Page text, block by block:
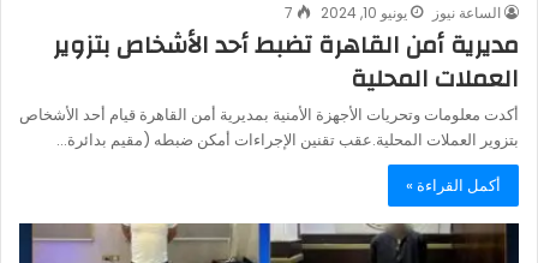
الساعة نيوز يونيو 10, 2024 7
مديرية أمن القاهرة تضبط أحد الأشخاص بتزوير
العملات المحلية
أكدت معلومات وتحريات الأجهزة الأمنية بمديرية أمن القاهرة قيام أحد الأشخاص
بتزوير العملات المحلية.عقب تقنين الإجراءات أمكن ضبطه (مقيم بدائرة…
أكمل القراءة »